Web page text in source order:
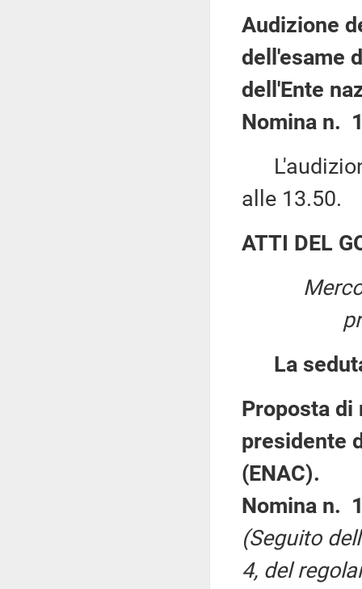
Audizione
dell'esame
dell'Ente
Nomina n.
alle 13.50.
ATTI DEL
La
Proposta di
presidente
(ENAC).
Nomina n.
(Seguito
4, del